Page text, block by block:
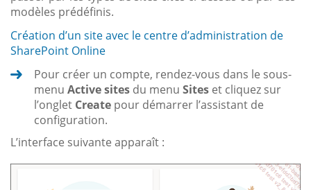
modèles prédéfinis.
Création d’un site avec le centre d’administration de
SharePoint Online
Pour créer un compte, rendez-vous dans le sous-
menu Active sites du menu Sites et cliquez sur
l’onglet Create pour démarrer l’assistant de
configuration.
L’interface suivante apparaît :